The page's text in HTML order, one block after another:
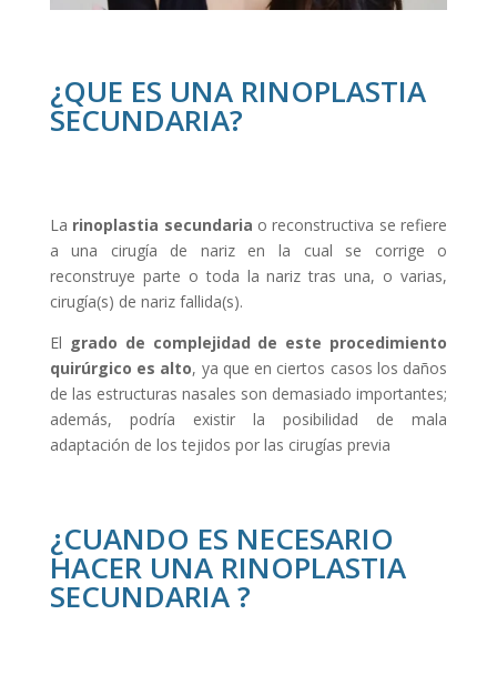
¿QUE ES UNA RINOPLASTIA
SECUNDARIA?
La rinoplastia secundaria o reconstructiva se refiere
a una cirugía de nariz en la cual se corrige o
reconstruye parte o toda la nariz tras una, o varias,
cirugía(s) de nariz fallida(s).
El grado de complejidad de este procedimiento
quirúrgico es alto, ya que en ciertos casos los daños
de las estructuras nasales son demasiado importantes;
además, podría existir la posibilidad de mala
adaptación de los tejidos por las cirugías previa
¿CUANDO ES NECESARIO
HACER UNA RINOPLASTIA
SECUNDARIA ?